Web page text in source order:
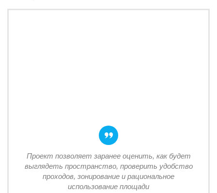
Проект позволяет заранее оценить, как будет
выглядеть пространство, проверить удобство
проходов, зонирование и рациональное
использование площади